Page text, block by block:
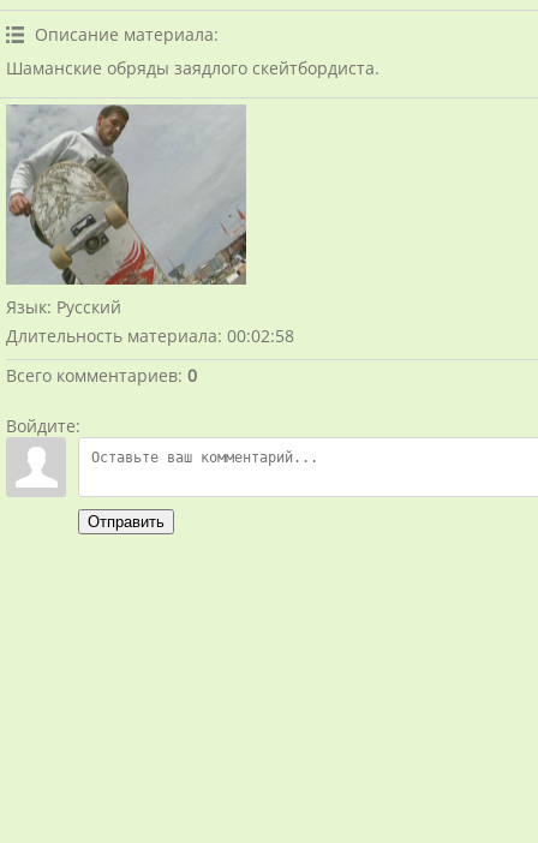
Описание материала:
Шаманские обряды заядлого скейтбордиста.
Язык: Русский
Длительность материала: 00:02:58
Всего комментариев: 0
Войдите:
Отправить